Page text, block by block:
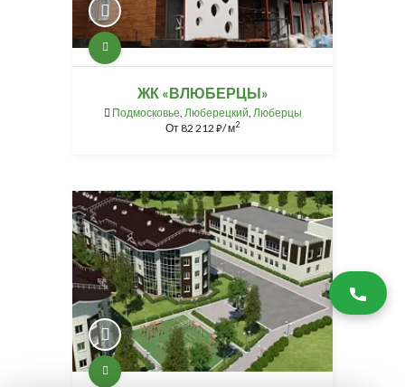
ЖК «ВЛЮБЕРЦЫ»
Подмосковье Люберецкий Люберцы
От 82 212 ⃏/ м2